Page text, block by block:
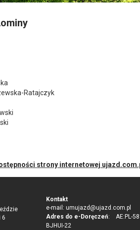
Ratajczyk
strony internetowej
6
Kontakt
e-mail: umujazd@ujazd.com.pl
Adres do e-Doręczeń: AE:PL-
BJHUI-22